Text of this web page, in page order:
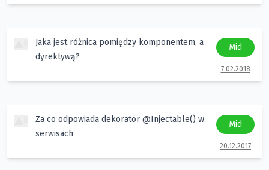
Jaka jest różnica pomiędzy komponentem, a
dyrektywą?
Mid
7.02.2018
Za co odpowiada dekorator @Injectable() w
serwisach
Mid
20.12.2017